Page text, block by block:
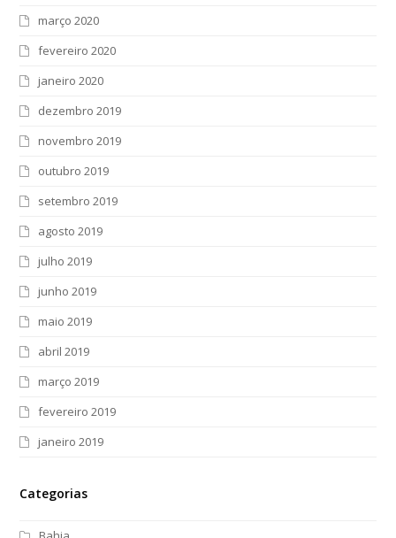
março 2020
fevereiro 2020
janeiro 2020
dezembro 2019
novembro 2019
outubro 2019
setembro 2019
agosto 2019
julho 2019
junho 2019
maio 2019
abril 2019
março 2019
fevereiro 2019
janeiro 2019
Categorias